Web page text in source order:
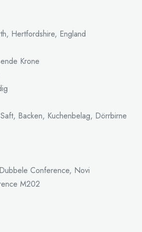
Hertfordshire, England
Krone
Backen, Kuchenbelag, Dörrbirne
Conference, Novi
M202